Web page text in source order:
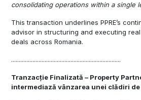
consolidating operations within a single
This transaction underlines PPRE’s
advisor in structuring and executing
deals across Romania.
........................................................................
Tranzacție Finalizată – Property
intermediază vânzarea unei clădiri